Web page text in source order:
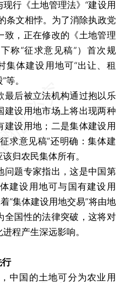
行《土地管理法》“建设用
条文相悖。为了消除执政党
致，正在修改的《土地管理
称“征求意见稿”）首次规
集体建设用地可“出让、租
等。
后被立法机构通过抱以乐
建设用地市场上将出现两种
建设用地；二是集体建设用
求意见稿”还明确：集体建
归农民集体所有。
题专家指出，这是中国第
建设用地可与国有建设用
“集体建设用地交易”将由地
全国性的法律突破，这将对
程产生深远影响。
行
国的土地可分为农业用